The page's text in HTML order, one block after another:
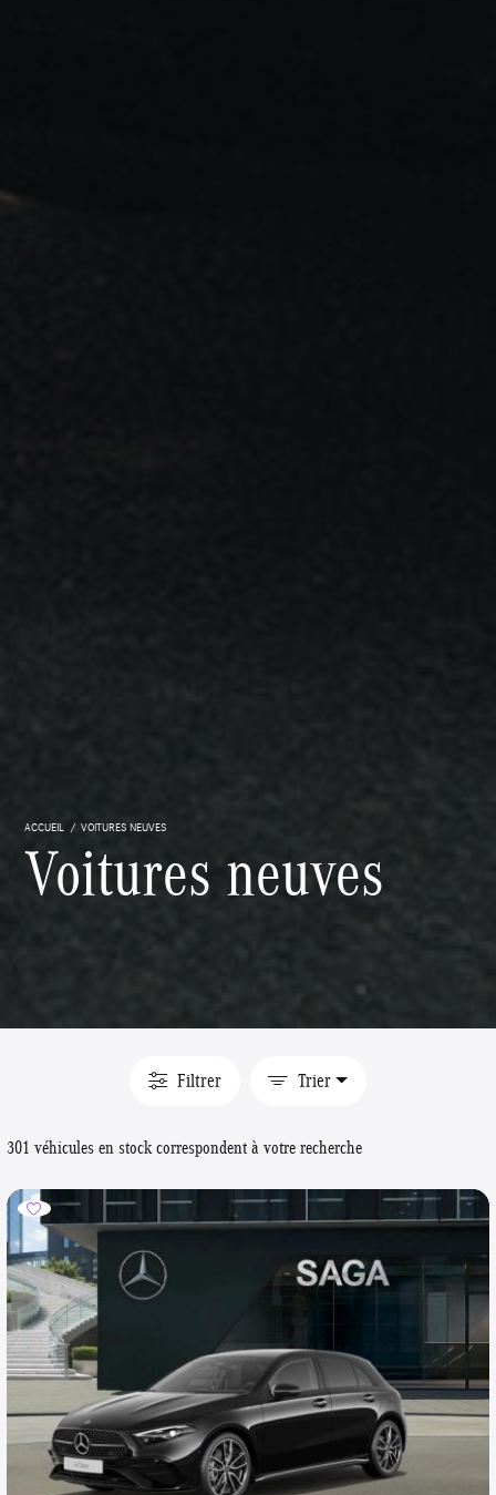
ACCUEIL VOITURES NEUVES
Voitures neuves
Filtrer Trier
301 véhicules en stock correspondent à votre recherche